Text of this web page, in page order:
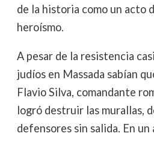
de la historia como un acto
heroísmo.
A pesar de la resistencia
judíos en Massada sabían
Flavio Silva, comandante
logró destruir las murallas,
defensores sin salida. En